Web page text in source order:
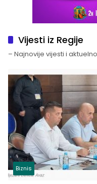
Vijesti iz Regije
– Najnovije vijesti i
Biznis